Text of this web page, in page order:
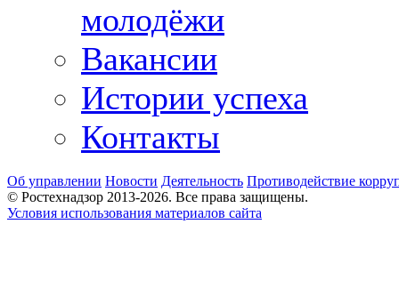
молодёжи
Вакансии
Истории успеха
Контакты
Об управлении Новости Деятельность Противодействие
© Ростехнадзор 2013-2026. Все права защищены.
Условия использования материалов сайта